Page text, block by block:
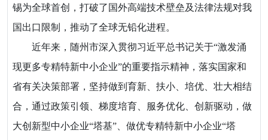
锡为全球首创，打破了国外高端技术壁垒及法律法规对我
国出口限制，推动了全球无铅化进程。
近年来，随州市深入贯彻习近平总书记关于“激发涌
现更多专精特新中小企业”的重要指示精神，落实国家和
省有关决策部署，坚持做到育新、扶小、培优、壮大相结
合，通过政策引领、梯度培育、服务优化、创新驱动，做
大创新型中小企业“塔基”、做优专精特新中小企业“塔